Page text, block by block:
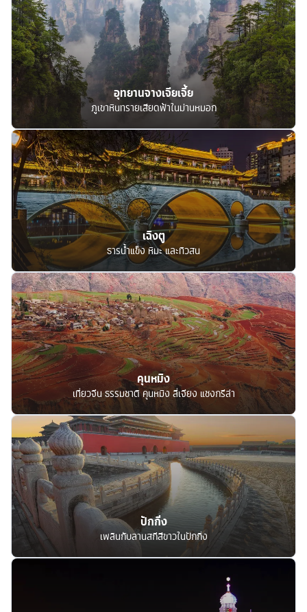
อุทยานจางเจียเจี้ย
ภูเขาหินทรายเสียดฟ้าในม่านหมอก
เฉิงตู
ธารน้ำแข็ง หิมะ และทิวสน
คุนหมิง
เที่ยวจีน ธรรมชาติ คุนหมิง ลี่เจียง แชงกรีล่า
ปักกิ่ง
เพลินกับลานสกีสีขาวในปักกิ่ง